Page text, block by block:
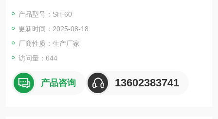
积空间的试验设备
产品型号：SH-60
更新时间：2025-08-18
厂商性质：生产厂家
访问量：644
产品咨询 13602383741